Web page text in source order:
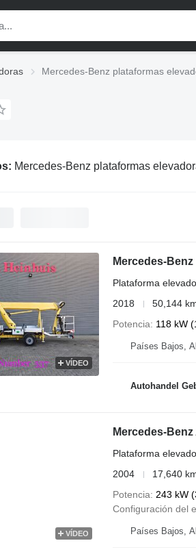
Mercedes-Benz plataformas
Mercedes-Benz plataformas
VÍDEO
Mercedes-
Plataforma
2018
50,144
Potencia
118 kW
Países Bajos,
Autohandel
VÍDEO
Mercedes-
Plataforma
2004
17,640
Potencia
243 kW
Configuración del
Países Bajos,